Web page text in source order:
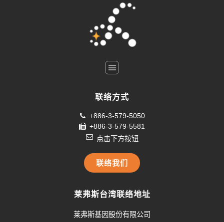
联络方式
+886-3-579-5050
+886-3-579-5581
点击下方按钮
联络我们
莱弗斯台湾联络地址
莱弗斯基因股份有限公司